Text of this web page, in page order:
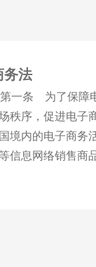
务法
为了保障电子
秩序，促进电子
内的电子商
信息网络销售商
技术研发和推广
发展的市场环境